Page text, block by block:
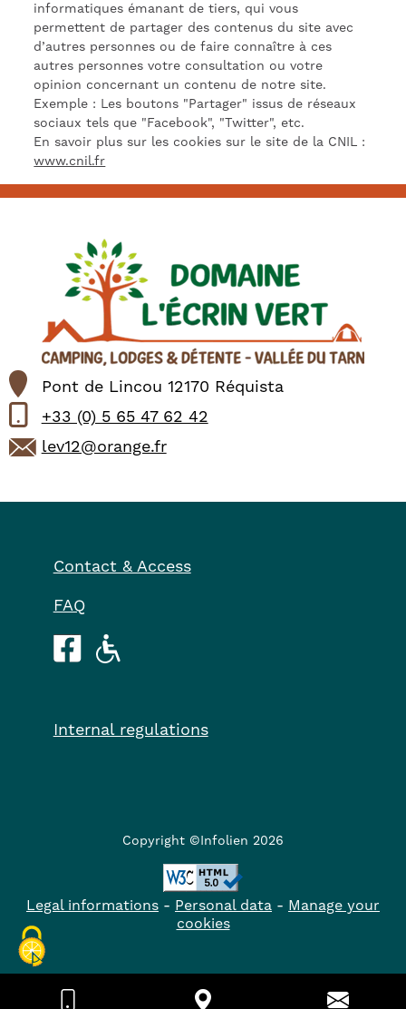
informatiques émanant de tiers, qui vous
permettent de partager des contenus du site avec
d’autres personnes ou de faire connaître à ces
autres personnes votre consultation ou votre
opinion concernant un contenu de notre site.
Exemple : Les boutons "Partager" issus de réseaux
sociaux tels que "Facebook", "Twitter", etc.
En savoir plus sur les cookies sur le site de la CNIL :
www.cnil.fr
Pont de Lincou 12170 Réquista
+33 (0) 5 65 47 62 42
lev12@orange.fr
Contact & Access
FAQ
Internal regulations
Copyright ©Infolien 2026
Legal informations - Personal data - Manage your
cookies